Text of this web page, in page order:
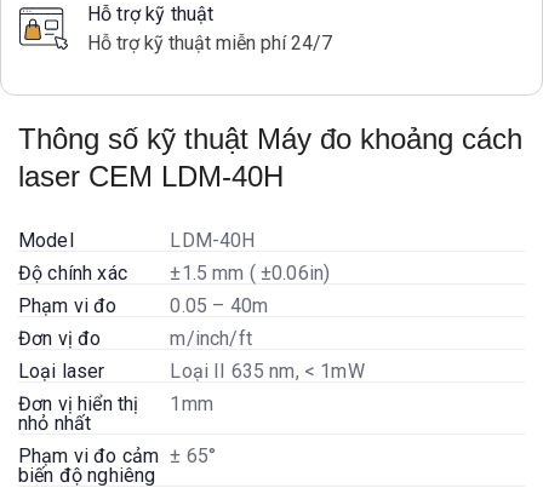
Hỗ trợ kỹ thuật
Hỗ trợ kỹ thuật miễn phí 24/7
Thông số kỹ thuật Máy đo khoảng cách
laser CEM LDM-40H
Model
LDM-40H
Độ chính xác
±1.5 mm ( ±0.06in)
Phạm vi đo
0.05 – 40m
Đơn vị đo
m/inch/ft
Loại laser
Loại II 635 nm, < 1mW
Đơn vị hiển thị
nhỏ nhất
1mm
Phạm vi đo cảm
biến độ nghiêng
± 65°